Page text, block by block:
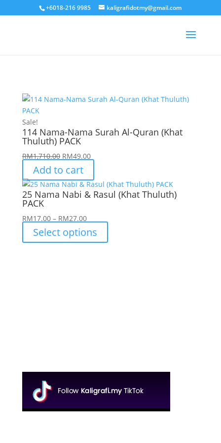
+6018-216 9985 kaligrafidotmy@gmail.com
Sale!
114 Nama-Nama Surah Al-Quran (Khat
Thuluth) PACK
RM1,710.00 Original
price
was:
RM1,710.00.
RM49.00Current
is:
RM49.00.
Add to cart
25 Nama Nabi & Rasul (Khat Thuluth)
PACK
RM17.00 – RM27.00Price
range:
RM17.00
Select options